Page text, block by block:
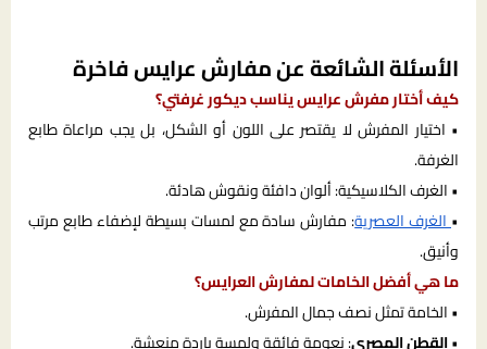
الأسئلة الشائعة عن مفارش عرايس فاخرة
كيف أختار مفرش عرايس يناسب ديكور غرفتي؟
• اختيار المفرش لا يقتصر على اللون أو الشكل، بل يجب مراعاة طابع
الغرفة.
• الغرف الكلاسيكية: ألوان دافئة ونقوش هادئة.
•الغرف العصرية: مفارش سادة مع لمسات بسيطة لإضفاء طابع مرتب
وأنيق.
ما هي أفضل الخامات لمفارش العرايس؟
• الخامة تمثل نصف جمال المفرش.
•القطن المصري: نعومة فائقة ولمسة باردة منعشة.